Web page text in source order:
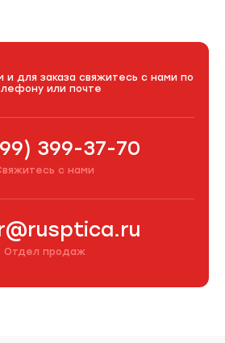
для заказа свяжитесь с нами по
или почте
399-37-70
с нами
Отдел продаж